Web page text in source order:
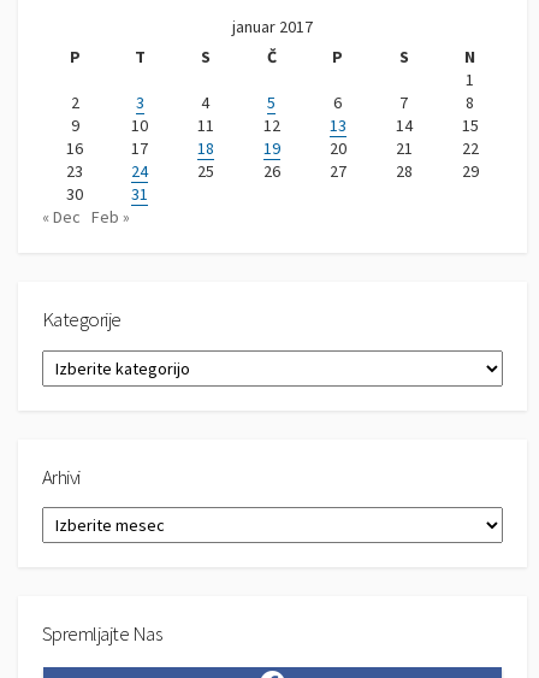
januar 2017
P
T S Č P S
N
1
2
3 4 5 6 7
8
9
10 11 12 13 14
15
16
17 18 19 20 21
22
23
24 25 26 27 28
29
30
31
« Dec Feb »
Kategorije
a
o
j
Arhivi
r
iSpremljajte Nas